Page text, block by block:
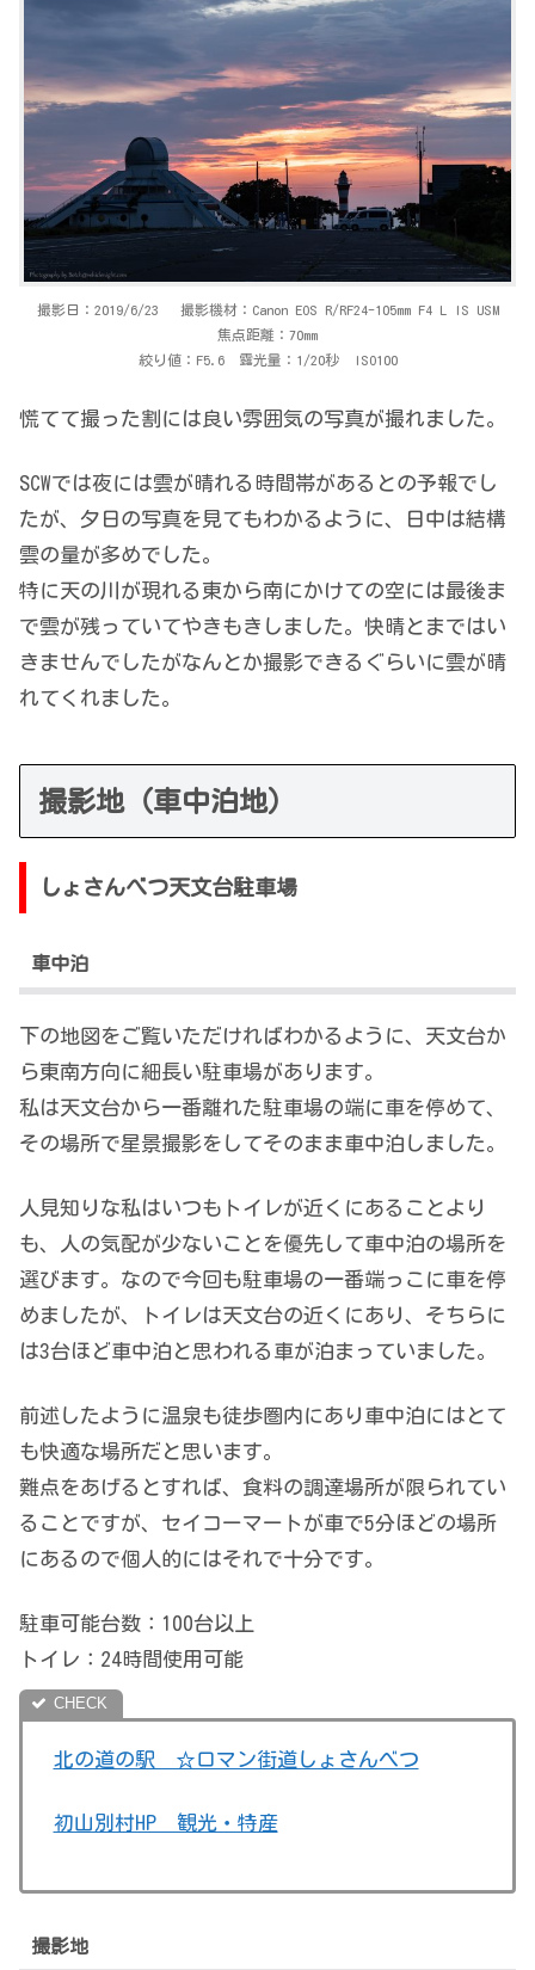
撮影日：2019/6/23 撮影機材：Canon EOS R/RF24-105mm F4 L IS USM
焦点距離：70mm
絞り値：F5.6 露光量：1/20秒 ISO100
慌てて撮った割には良い雰囲気の写真が撮れました。
SCWでは夜には雲が晴れる時間帯があるとの予報でし
たが、夕日の写真を見てもわかるように、日中は結構
雲の量が多めでした。
特に天の川が現れる東から南にかけての空には最後ま
で雲が残っていてやきもきしました。快晴とまではい
きませんでしたがなんとか撮影できるぐらいに雲が晴
れてくれました。
撮影地（車中泊地）
しょさんべつ天文台駐車場
車中泊
下の地図をご覧いただければわかるように、天文台か
ら東南方向に細長い駐車場があります。
私は天文台から一番離れた駐車場の端に車を停めて、
その場所で星景撮影をしてそのまま車中泊しました。
人見知りな私はいつもトイレが近くにあることより
も、人の気配が少ないことを優先して車中泊の場所を
選びます。なので今回も駐車場の一番端っこに車を停
めましたが、トイレは天文台の近くにあり、そちらに
は3台ほど車中泊と思われる車が泊まっていました。
前述したように温泉も徒歩圏内にあり車中泊にはとて
も快適な場所だと思います。
難点をあげるとすれば、食料の調達場所が限られてい
ることですが、セイコーマートが車で5分ほどの場所
にあるので個人的にはそれで十分です。
駐車可能台数：100台以上
トイレ：24時間使用可能
北の道の駅 ☆ロマン街道しょさんべつ
初山別村HP 観光・特産
撮影地